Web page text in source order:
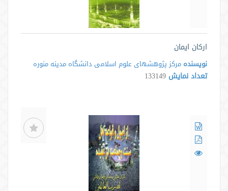
ارکان ایمان
نویسنده مرکز پژوهشهای علوم اسلامی دانشگاه مدینه منوره
تعداد نمایش 133149